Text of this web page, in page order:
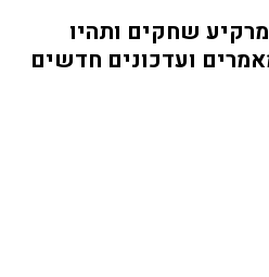
שחקים ותהיו
ועדכונים חדשים